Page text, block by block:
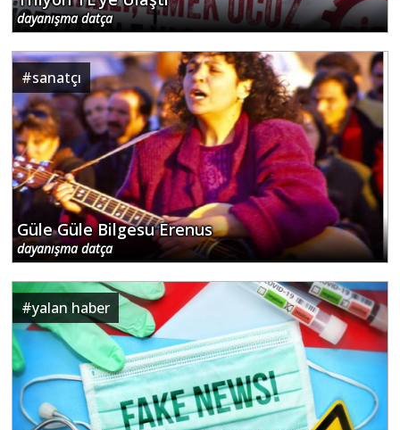
dayanışma datça
#sanatçı
Güle Güle Bilgesu Erenus
dayanışma datça
#yalan haber